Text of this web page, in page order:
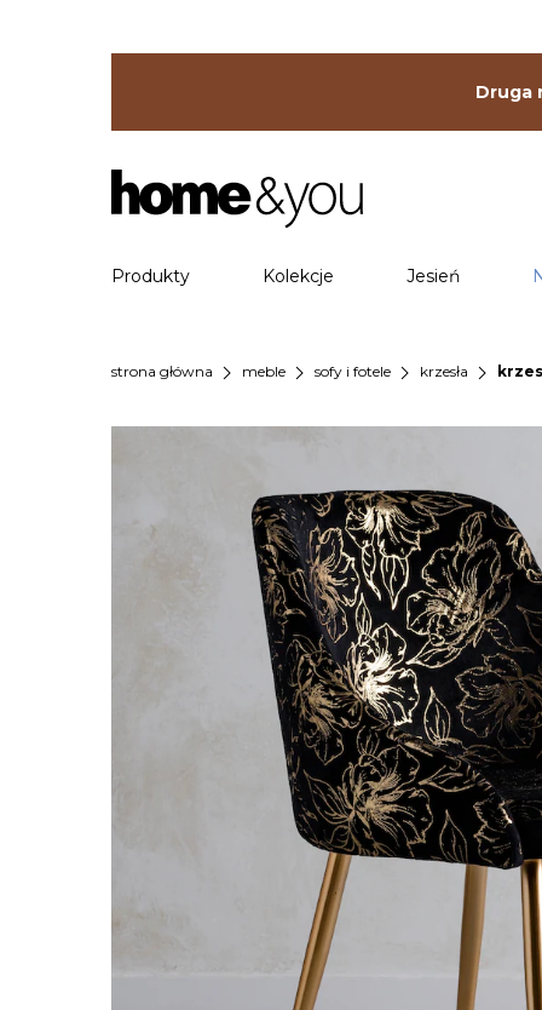
Druga
Produkty Kolekcje Jesień
strona główna chevron_right meble chevron_right sofy i fotele chevron_right krzesła chevron_right